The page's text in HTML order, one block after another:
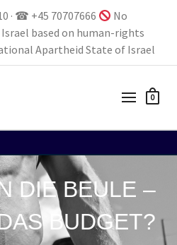
· ☎ +45 70707666
No
based on human-rights
Apartheid State of Israel
0
DIE BEULE –
BUDGET?